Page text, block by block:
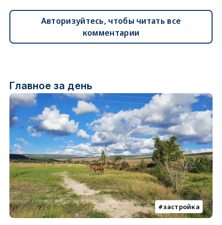
Авторизуйтесь, чтобы читать все
комментарии
Главное за день
застройка